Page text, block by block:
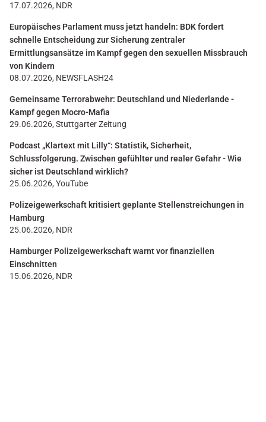
17.07.2026, NDR
Europäisches Parlament muss jetzt handeln: BDK fordert
schnelle Entscheidung zur Sicherung zentraler
Ermittlungsansätze im Kampf gegen den sexuellen Missbrauch
von Kindern
08.07.2026, NEWSFLASH24
Gemeinsame Terrorabwehr: Deutschland und Niederlande -
Kampf gegen Mocro-Mafia
29.06.2026, Stuttgarter Zeitung
Podcast „Klartext mit Lilly“: Statistik, Sicherheit,
Schlussfolgerung. Zwischen gefühlter und realer Gefahr - Wie
sicher ist Deutschland wirklich?
25.06.2026, YouTube
Polizeigewerkschaft kritisiert geplante Stellenstreichungen in
Hamburg
25.06.2026, NDR
Hamburger Polizeigewerkschaft warnt vor finanziellen
Einschnitten
15.06.2026, NDR